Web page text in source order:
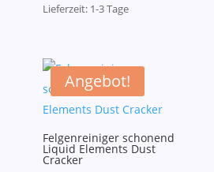
13,44€11,34€.
Lieferzeit: 1-3Tage
Angebot!
Felgenreiniger schonend
Liquid Elements Dust
Cracker